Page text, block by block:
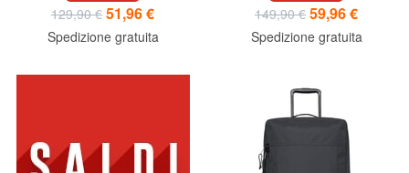
129,90 € 51,96 €
Spedizione gratuita
149,90 € 59,96 €
Spedizione gratuita